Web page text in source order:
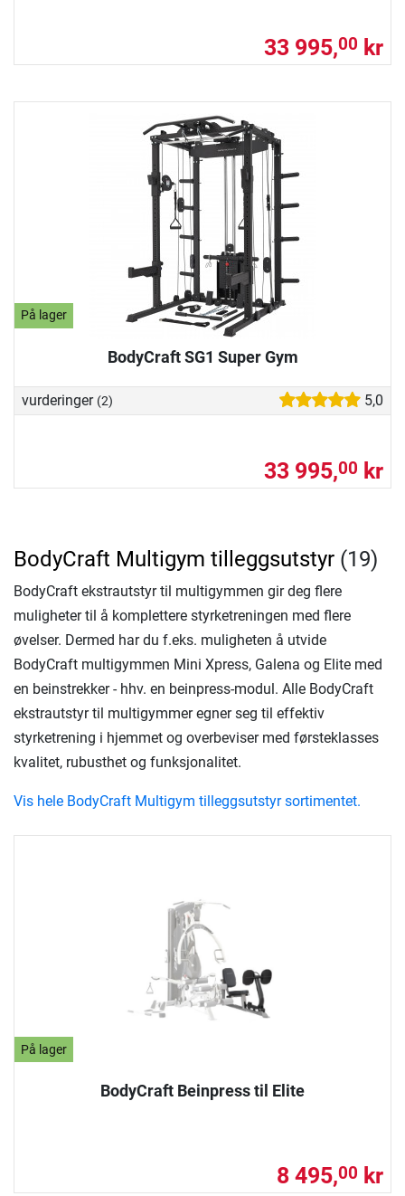
33 995,00 kr
På lager
BodyCraft SG1 Super Gym
vurderinger (2) 5,0
33 995,00 kr
På lager
BodyCraft Beinpress til Elite
8 495,00 kr
BodyCraft Multigym tilleggsutstyr (19)
BodyCraft ekstrautstyr til multigymmen gir deg flere
muligheter til å komplettere styrketreningen med flere
øvelser. Dermed har du f.eks. muligheten å utvide
BodyCraft multigymmen Mini Xpress, Galena og Elite med
en beinstrekker - hhv. en beinpress-modul. Alle BodyCraft
ekstrautstyr til multigymmer egner seg til effektiv
styrketrening i hjemmet og overbeviser med førsteklasses
kvalitet, rubusthet og funksjonalitet.
Vis hele BodyCraft Multigym tilleggsutstyr sortimentet.